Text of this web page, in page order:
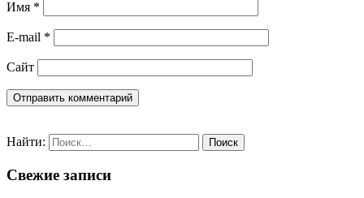
Имя *
E-mail *
Сайт
Найти:
Свежие записи